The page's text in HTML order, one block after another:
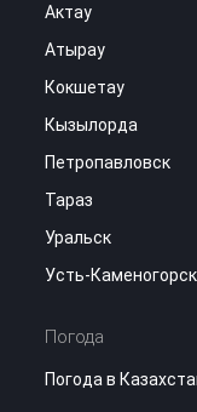
Актау
Атырау
Кокшетау
Кызылорда
Петропавловск
Тараз
Уральск
Усть-Каменогорск
Погода
Погода в